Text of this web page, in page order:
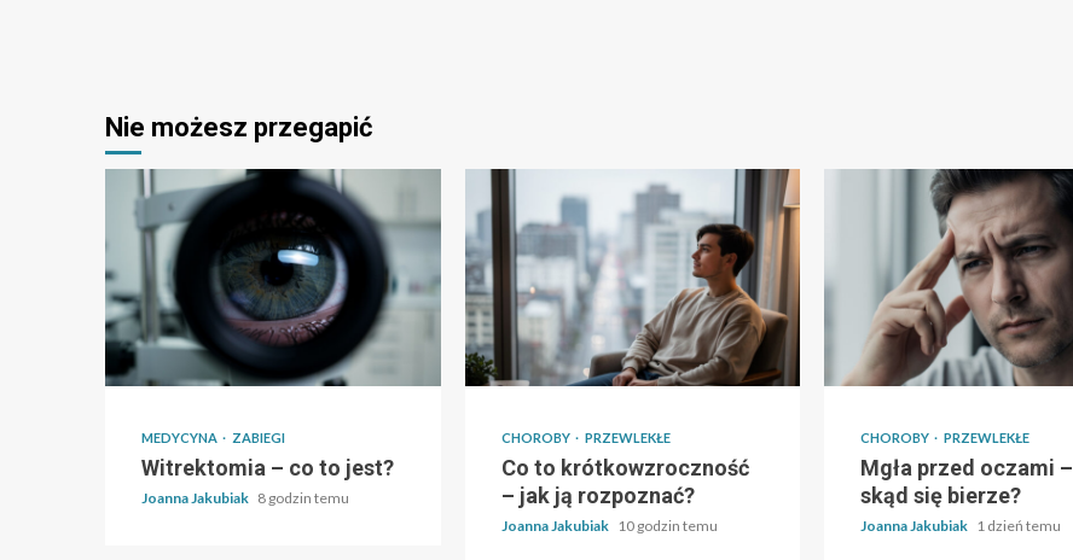
Nie możesz przegapić
MEDYCYNA ZABIEGI
Witrektomia – co to jest?
Joanna Jakubiak 8 godzin temu
CHOROBY PRZEWLEKŁE
Co to krótkowzroczność
– jak ją rozpoznać?
Joanna Jakubiak 10 godzin temu
CHOROBY PRZEWLEKŁE
Mgła przed oczami –
skąd się bierze?
Joanna Jakubiak 1 dzień temu